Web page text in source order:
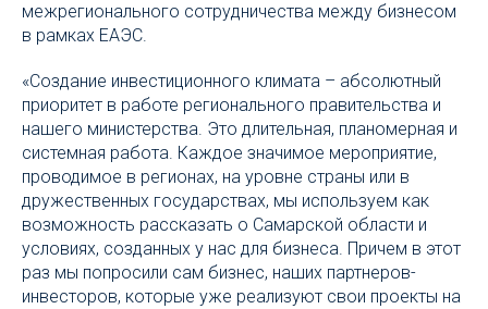
межрегионального сотрудничества между бизнесом
в рамках ЕАЭС.
«Создание инвестиционного климата – абсолютный
приоритет в работе регионального правительства и
нашего министерства. Это длительная, планомерная и
системная работа. Каждое значимое мероприятие,
проводимое в регионах, на уровне страны или в
дружественных государствах, мы используем как
возможность рассказать о Самарской области и
условиях, созданных у нас для бизнеса. Причем в этот
раз мы попросили сам бизнес, наших партнеров-
инвесторов, которые уже реализуют свои проекты на